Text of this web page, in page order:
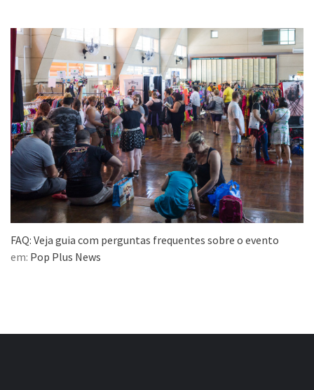
FAQ: Veja guia com perguntas frequentes sobre o evento
em: Pop Plus News